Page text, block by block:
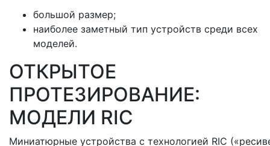
большой размер;
наиболее заметный тип устройств среди всех
моделей.
ОТКРЫТОЕ
ПРОТЕЗИРОВАНИЕ:
МОДЕЛИ RIC
Миниатюрные устройства с технологией RIC